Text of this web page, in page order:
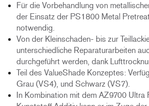
Für die Vorbehandlung von
der Einsatz der PS1800 Metal
notwendig.
Von der Kleinschaden- bis zur
unterschiedliche Reparaturarbeiten
durchgeführt werden, dank
Teil des ValueShade Konzeptes:
Grau (VS4), und Schwarz (VS7).
In Kombination mit dem AZ9700 Ultra